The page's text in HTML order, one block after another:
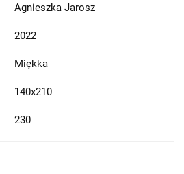
Agnieszka Jarosz
2022
Miękka
140x210
230